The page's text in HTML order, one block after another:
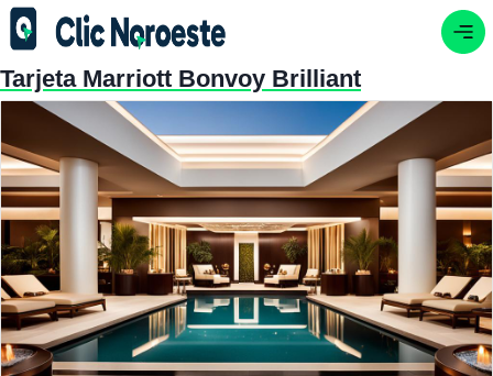
Tarjeta Marriott Bonvoy Brilliant